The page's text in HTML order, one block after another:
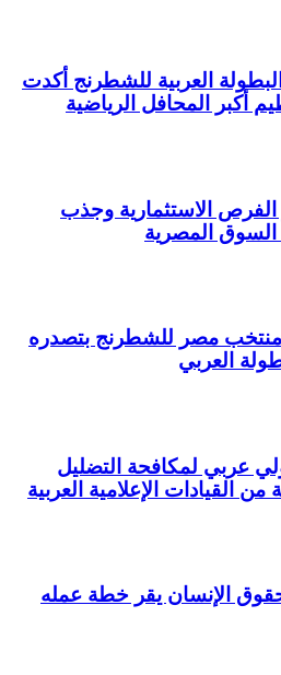
العربية للشطرنج أكدت
أكبر المحافل الرياضية
الفرص الاستثمارية وجذب
المصرية
منتخب مصر للشطرنج بتصدره
العربي
عربي لمكافحة التضليل
من القيادات الإعلامية العربية
الإنسان يقر خطة عمله